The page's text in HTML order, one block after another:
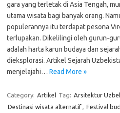
gara yang terletak di Asia Tengah,
utama wisata bagi banyak orang.
populerannya itu terdapat pesona
terlupakan. Dikelilingi oleh gurun-
adalah harta karun budaya dan
dieksplorasi. Artikel Sejarah
menjelajahi… Read More »
Category: Artikel Tag: Arsitektur
Destinasi wisata alternatif, Festival